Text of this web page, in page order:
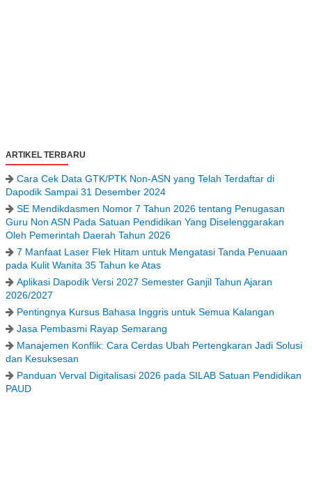
ARTIKEL TERBARU
Cara Cek Data GTK/PTK Non-ASN yang Telah Terdaftar di
Dapodik Sampai 31 Desember 2024
SE Mendikdasmen Nomor 7 Tahun 2026 tentang Penugasan
Guru Non ASN Pada Satuan Pendidikan Yang Diselenggarakan
Oleh Pemerintah Daerah Tahun 2026
7 Manfaat Laser Flek Hitam untuk Mengatasi Tanda Penuaan
pada Kulit Wanita 35 Tahun ke Atas
Aplikasi Dapodik Versi 2027 Semester Ganjil Tahun Ajaran
2026/2027
Pentingnya Kursus Bahasa Inggris untuk Semua Kalangan
Jasa Pembasmi Rayap Semarang
Manajemen Konflik: Cara Cerdas Ubah Pertengkaran Jadi Solusi
dan Kesuksesan
Panduan Verval Digitalisasi 2026 pada SILAB Satuan Pendidikan
PAUD